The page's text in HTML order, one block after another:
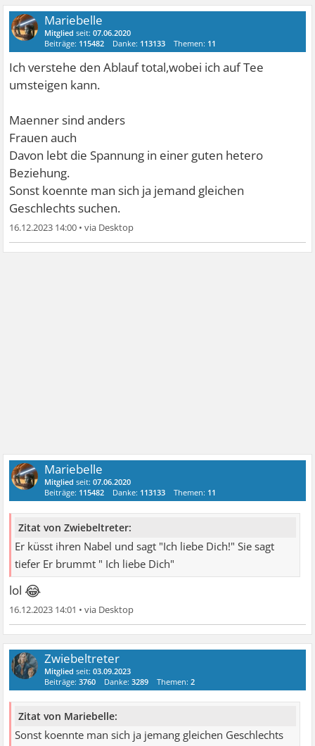
Mariebelle
Mitglied seit:07.06.2020
Beiträge: 115482 Danke: 113133 Themen: 11
Ich verstehe den Ablauf total,wobei ich auf Tee
umsteigen kann.
Maenner sind anders
Frauen auch
Davon lebt die Spannung in einer guten hetero
Beziehung.
Sonst koennte man sich ja jemand gleichen
Geschlechts suchen.
16.12.2023 14:00 •
Mariebelle
Mitglied seit:07.06.2020
Beiträge: 115482 Danke: 113133 Themen: 11
Zitat von Zwiebeltreter:
Er küsst ihren Nabel und sagt "Ich liebe Dich!" Sie sagt
tiefer Er brummt " Ich liebe Dich"
lol 😂
16.12.2023 14:01 •
Zwiebeltreter
Mitglied seit:03.09.2023
Beiträge:3760 Danke:3289 Themen:2
Zitat von Mariebelle:
Sonst koennte man sich ja jemang gleichen Geschlechts